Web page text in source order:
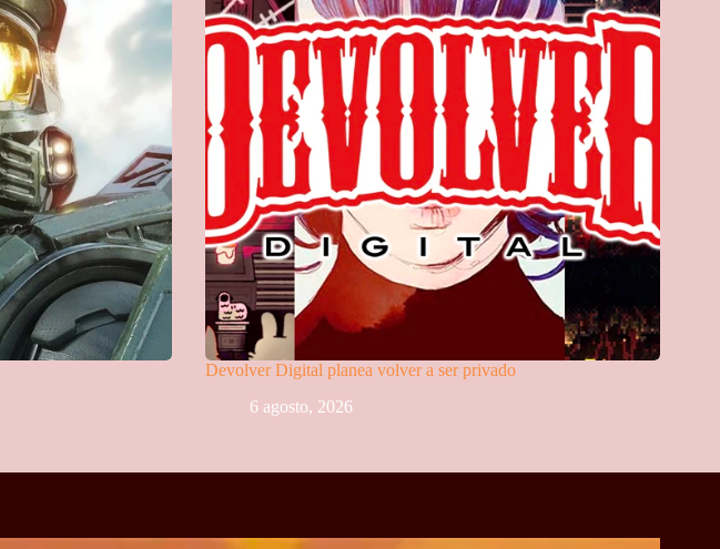
Devolver Digital planea volver a ser privado
6 agosto, 2026